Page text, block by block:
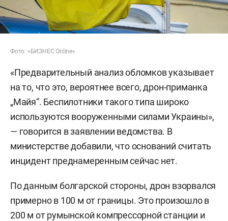
Фото: «БИЗНЕС Online»
«Предварительный анализ обломков указывает
на то, что это, вероятнее всего, дрон-приманка
„Майя“. Беспилотники такого типа широко
используются вооруженными силами Украины»,
— говорится в заявлении ведомства. В
министерстве добавили, что оснований считать
инцидент преднамеренным сейчас нет.
По данным болгарской стороны, дрон взорвался
примерно в 100 м от границы. Это произошло в
200 м от румынской компрессорной станции и